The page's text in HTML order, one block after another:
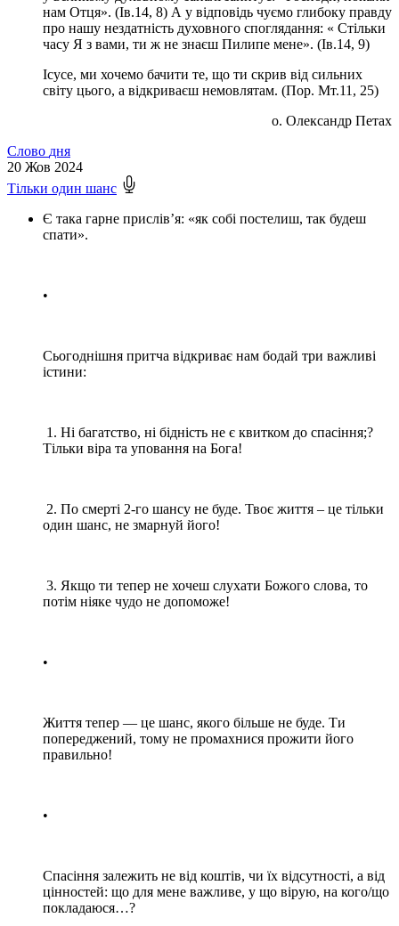
нам Отця». (Ів.14, 8) А у відповідь чуємо глибоку правду
про нашу нездатність духовного споглядання: « Стільки
часу Я з вами, ти ж не знаєш Пилипе мене». (Ів.14, 9)
Ісусе, ми хочемо бачити те, що ти скрив від сильних
світу цього, а відкриваєш немовлятам. (Пор. Мт.11, 25)
о. Олександр Петах
Слово дня
20 Жов 2024
Тільки один шанс
Є така гарне прислів’я: «як собі постелиш, так будеш
спати».
•
Сьогоднішня притча відкриває нам бодай три важливі
істини:
1. Ні багатство, ні бідність не є квитком до спасіння;?
Тільки віра та уповання на Бога!
2. По смерті 2-го шансу не буде. Твоє життя – це тільки
один шанс, не змарнуй його!
3. Якщо ти тепер не хочеш слухати Божого слова, то
потім ніяке чудо не допоможе!
•
Життя тепер — це шанс, якого більше не буде. Ти
попереджений, тому не промахнися прожити його
правильно!
•
Спасіння залежить не від коштів, чи їх відсутності, а від
цінностей: що для мене важливе, у що вірую, на кого/що
покладаюся…?